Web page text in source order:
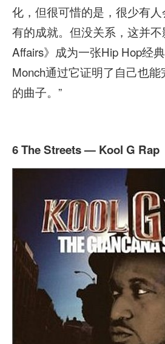
化，但很可惜的是，很少有
有的成就。但没关系，这并不
Affairs》成为一张Hip Hop经
Monch通过它证明了自己也
的曲子。”
6 The Streets — Kool G Rap